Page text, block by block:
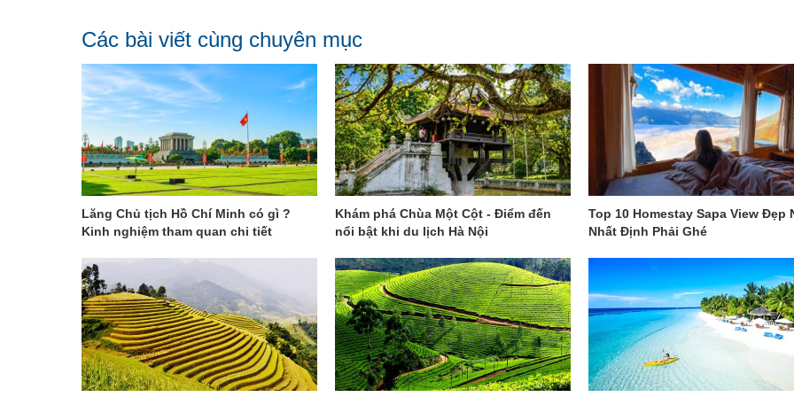
Các bài viết cùng chuyên mục
Lăng Chủ tịch Hồ Chí Minh có gì ?
Kinh nghiệm tham quan chi tiết
Khám phá Chùa Một Cột - Điểm đến
nổi bật khi du lịch Hà Nội
Top 10 Homestay Sapa View Đẹp
Nhất Định Phải Ghé